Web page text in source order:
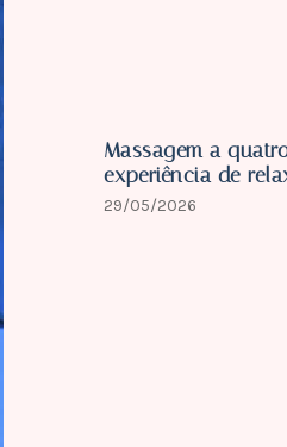
Massagem a
experiência de
29/05/2026